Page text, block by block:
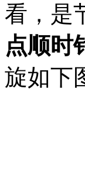
看，是
点顺时
旋如下